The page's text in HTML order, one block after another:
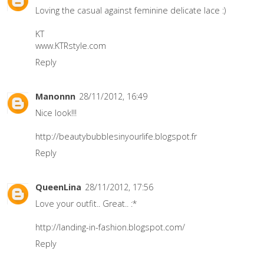
Loving the casual against feminine delicate lace :)
KT
www.KTRstyle.com
Reply
Manonnn 28/11/2012, 16:49
Nice look!!!
http://beautybubblesinyourlife.blogspot.fr
Reply
QueenLina 28/11/2012, 17:56
Love your outfit.. Great.. :*
http://landing-in-fashion.blogspot.com/
Reply